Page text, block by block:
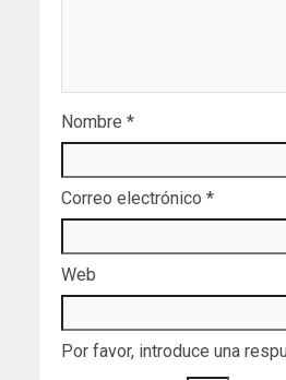
Nombre *
Correo electrónico *
Web
Por favor, introduce una